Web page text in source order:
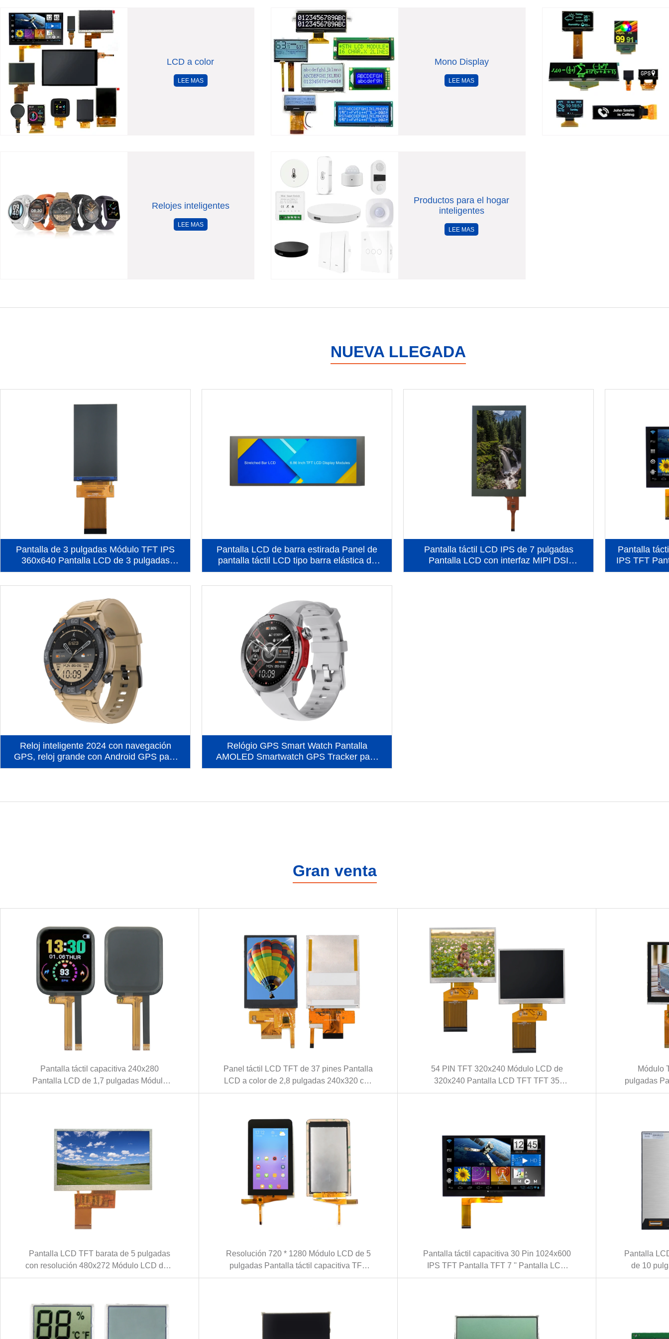
LCD a color
LEE MAS
Mono Display
LEE MAS
Relojes inteligentes
LEE MAS
Productos para el hogar
inteligentes
LEE MAS
NUEVA LLEGADA
Pantalla de 3 pulgadas Módulo TFT IPS
360x640 Pantalla LCD de 3 pulgadas
(KWH030ST16-F01)
Pantalla LCD de barra estirada Panel de
pantalla táctil LCD tipo barra elástica de
6,86 pulgadas 480x1280
Pantalla táctil LCD IPS de 7 pulgadas
Pantalla LCD con interfaz MIPI DSI
vertical de 720x1280 (KWH070KQ48-
Pantalla
IPS TFT
interfaz
Reloj inteligente 2024 con navegación
GPS, reloj grande con Android GPS para
hombres (MG02)
Relógio GPS Smart Watch Pantalla
AMOLED Smartwatch GPS Tracker para
deportes al aire libre (MG04)
Gran venta
Pantalla táctil capacitiva 240x280
Pantalla LCD de 1,7 pulgadas Módulo
LCD TFT para reloj inteligente
Panel táctil LCD TFT de 37 pines Pantalla
LCD a color de 2,8 pulgadas 240x320 con
interfaz MCU (KWH028Q47-C01)
54 PIN TFT 320x240 Módulo LCD de
320x240 Pantalla LCD TFT TFT 35
pulgadas Panel LCD IPS (KWH035ST50-
Módulo
pulgadas
pantalla
Pantalla LCD TFT barata de 5 pulgadas
con resolución 480x272 Módulo LCD de 5
'' (KWH050ST18-F04 V.1)
Resolución 720 * 1280 Módulo LCD de 5
pulgadas Pantalla táctil capacitiva TFT
LCD de 5,0 pulgadas con interfaz MIPI
Pantalla táctil capacitiva 30 Pin 1024x600
IPS TFT Pantalla TFT 7 '' Pantalla LCD
de interfaz LVDS I2C (KWH070KQC40-
Pantalla
de 10